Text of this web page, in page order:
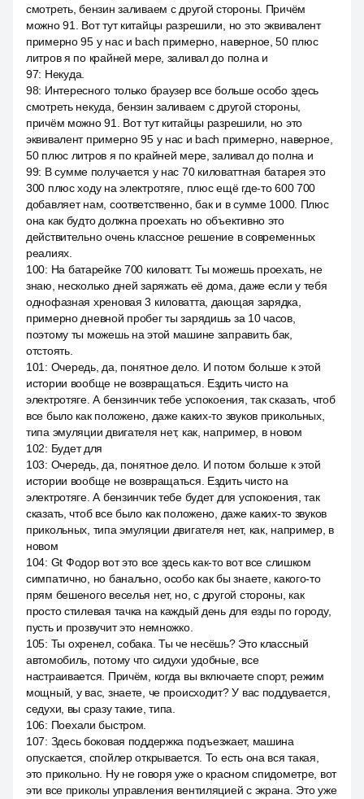
смотреть, бензин заливаем с другой стороны. Причём
можно 91. Вот тут китайцы разрешили, но это эквивалент
примерно 95 у нас и bach примерно, наверное, 50 плюс
литров я по крайней мере, заливал до полна и
97: Некуда.
98: Интересного только браузер все больше особо здесь
смотреть некуда, бензин заливаем с другой стороны,
причём можно 91. Вот тут китайцы разрешили, но это
эквивалент примерно 95 у нас и bach примерно, наверное,
50 плюс литров я по крайней мере, заливал до полна и
99: В сумме получается у нас 70 киловаттная батарея это
300 плюс ходу на электротяге, плюс ещё где-то 600 700
добавляет нам, соответственно, бак и в сумме 1000. Плюс
она как будто должна проехать но объективно это
действительно очень классное решение в современных
реалиях.
100: На батарейке 700 киловатт. Ты можешь проехать, не
знаю, несколько дней заряжать её дома, даже если у тебя
однофазная хреновая 3 киловатта, дающая зарядка,
примерно дневной пробег ты зарядишь за 10 часов,
поэтому ты можешь на этой машине заправить бак,
отстоять.
101 : Очередь, да, понятное дело. И потом больше к этой
истории вообще не возвращаться. Ездить чисто на
электротяге. А бензинчик тебе успокоения, так сказать, чтоб
все было как положено, даже каких-то звуков прикольных,
типа эмуляции двигателя нет, как, например, в новом
102: Будет для
103: Очередь, да, понятное дело. И потом больше к этой
истории вообще не возвращаться. Ездить чисто на
электротяге. А бензинчик тебе будет для успокоения, так
сказать, чтоб все было как положено, даже каких-то звуков
прикольных, типа эмуляции двигателя нет, как, например, в
новом
104: Gt Фодор вот это все здесь как-то вот все слишком
симпатично, но банально, особо как бы знаете, какого-то
прям бешеного веселья нет, но, с другой стороны, как
просто стилевая тачка на каждый день для езды по городу,
пусть и прозвучит это немножко.
105: Ты охренел, собака. Ты че несёшь? Это классный
автомобиль, потому что сидухи удобные, все
настраивается. Причём, когда вы включаете спорт, режим
мощный, у вас, знаете, че происходит? У вас поддувается,
седухи, вы сразу такие, типа.
106: Поехали быстром.
107: Здесь боковая поддержка подъезжает, машина
опускается, спойлер открывается. То есть она вся такая,
это прикольно. Ну не говоря уже о красном спидометре, вот
эти все приколы управления вентиляцией с экрана. Это уже